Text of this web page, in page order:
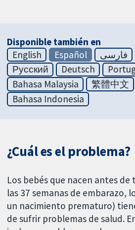
Disponible también en
English
Español فارسی
Русский
Deutsch
Bahasa Malaysia
繁體中文
Bahasa Indonesia
¿Cuál es el problema?
Los bebés que nacen antes
las 37 semanas de embarazo,
un nacimiento prematuro)
de sufrir problemas de salud.